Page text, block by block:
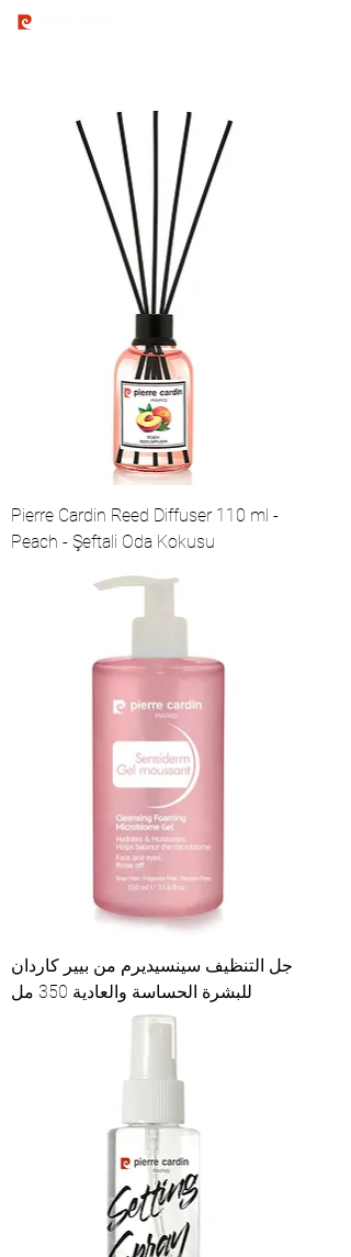
Pierre Cardin Reed Diffuser 110 ml -
Peach - Şeftali Oda Kokusu
جل التنظيف سينسيديرم من بيير كاردان
للبشرة الحساسة والعادية 350 مل